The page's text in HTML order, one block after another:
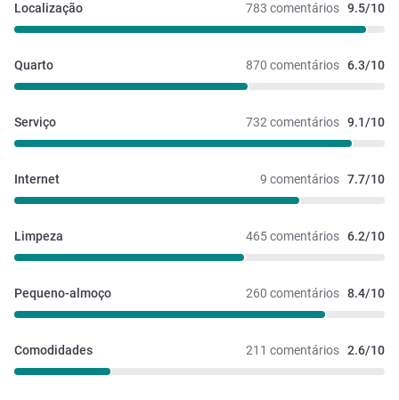
783 comentários 9.5/10
Localização
870 comentários 6.3/10
Quarto
732 comentários 9.1/10
Serviço
9 comentários 7.7/10
Internet
465 comentários 6.2/10
Limpeza
260 comentários 8.4/10
Pequeno-almoço
211 comentários 2.6/10
Comodidades